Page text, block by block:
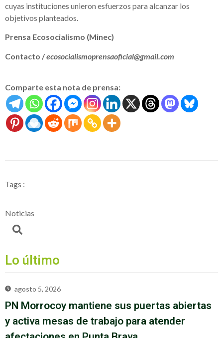
cuyas instituciones unieron esfuerzos para alcanzar los
objetivos planteados.
Prensa Ecosocialismo (Minec)
Contacto /ecosocialismoprensaoficial@gmail.com
Comparte esta nota de prensa:
Tags :
Noticias
Lo último
agosto 5, 2026
PN Morrocoy mantiene sus puertas abiertas
y activa mesas de trabajo para atender